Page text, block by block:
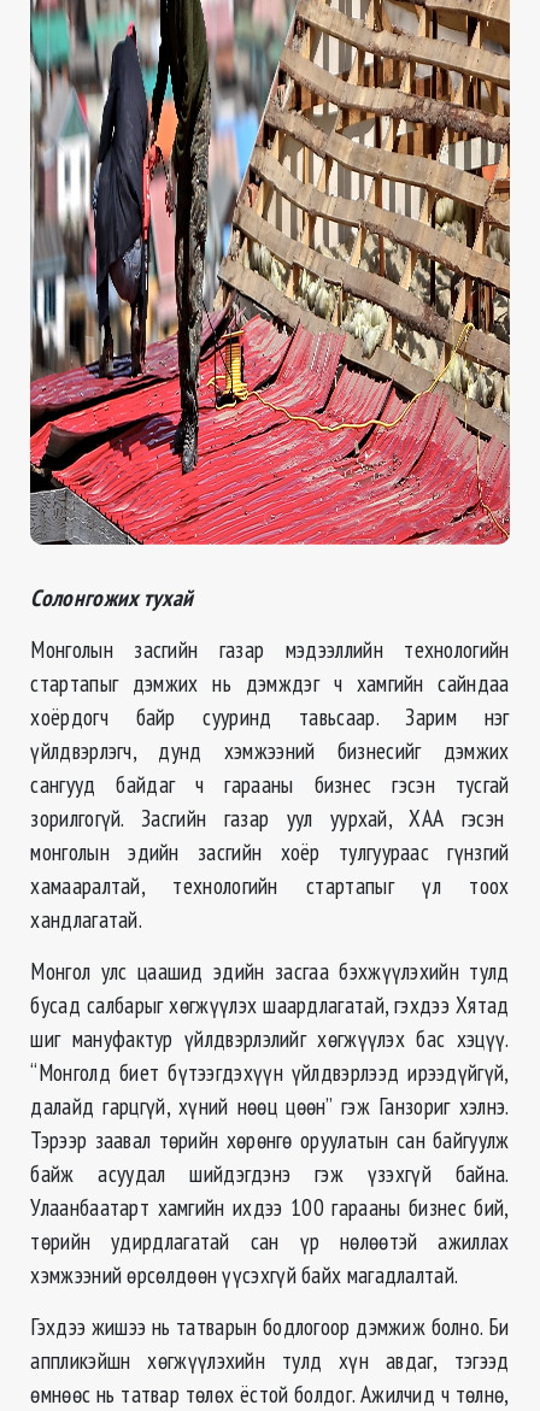
Солонгожих тухай
Монголын засгийн газар мэдээллийн технологийн
стартапыг дэмжих нь дэмждэг ч хамгийн сайндаа
хоёрдогч байр сууринд тавьсаар. Зарим нэг
үйлдвэрлэгч, дунд хэмжээний бизнесийг дэмжих
сангууд байдаг ч гарааны бизнес гэсэн тусгай
зорилгогүй. Засгийн газар уул уурхай, ХАА гэсэн
монголын эдийн засгийн хоёр тулгуураас гүнзгий
хамааралтай, технологийн стартапыг үл тоох
хандлагатай.
Монгол улс цаашид эдийн засгаа бэхжүүлэхийн тулд
бусад салбарыг хөгжүүлэх шаардлагатай, гэхдээ Хятад
шиг мануфактур үйлдвэрлэлийг хөгжүүлэх бас хэцүү.
“Монголд биет бүтээгдэхүүн үйлдвэрлээд ирээдүйгүй,
далайд гарцгүй, хүний нөөц цөөн” гэж Ганзориг хэлнэ.
Тэрээр заавал төрийн хөрөнгө оруулатын сан байгуулж
байж асуудал шийдэгдэнэ гэж үзэхгүй байна.
Улаанбаатарт хамгийн ихдээ 100 гарааны бизнес бий,
төрийн удирдлагатай сан үр нөлөөтэй ажиллах
хэмжээний өрсөлдөөн үүсэхгүй байх магадлалтай.
Гэхдээ жишээ нь татварын бодлогоор дэмжиж болно. Би
аппликэйшн хөгжүүлэхийн тулд хүн авдаг, тэгээд
өмнөөс нь татвар төлөх ёстой болдог. Ажилчид ч төлнө,